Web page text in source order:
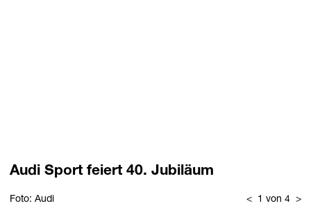
Audi Sport feiert 40. Jubiläum
Foto: Audi < 1 von 4 >